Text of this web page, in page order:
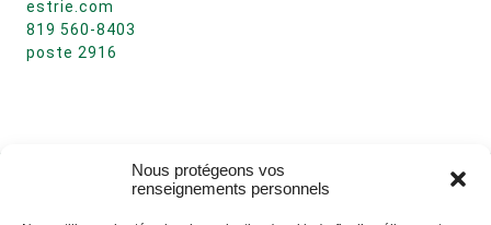
Nous protégeons vos
renseignements personnels
estrie.com
819 560-8403
poste 2916